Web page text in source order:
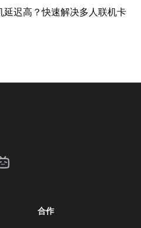
延迟高？快速解决多人联机卡
合作